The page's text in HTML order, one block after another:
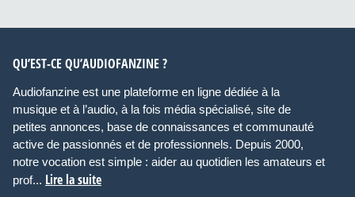
QU’EST-CE QU’AUDIOFANZINE ?
Audiofanzine est une plateforme en ligne dédiée à la
musique et à l’audio, à la fois média spécialisé, site de
petites annonces, base de connaissances et communauté
active de passionnés et de professionnels. Depuis 2000,
notre vocation est simple : aider au quotidien les amateurs et
prof... Lire la suite